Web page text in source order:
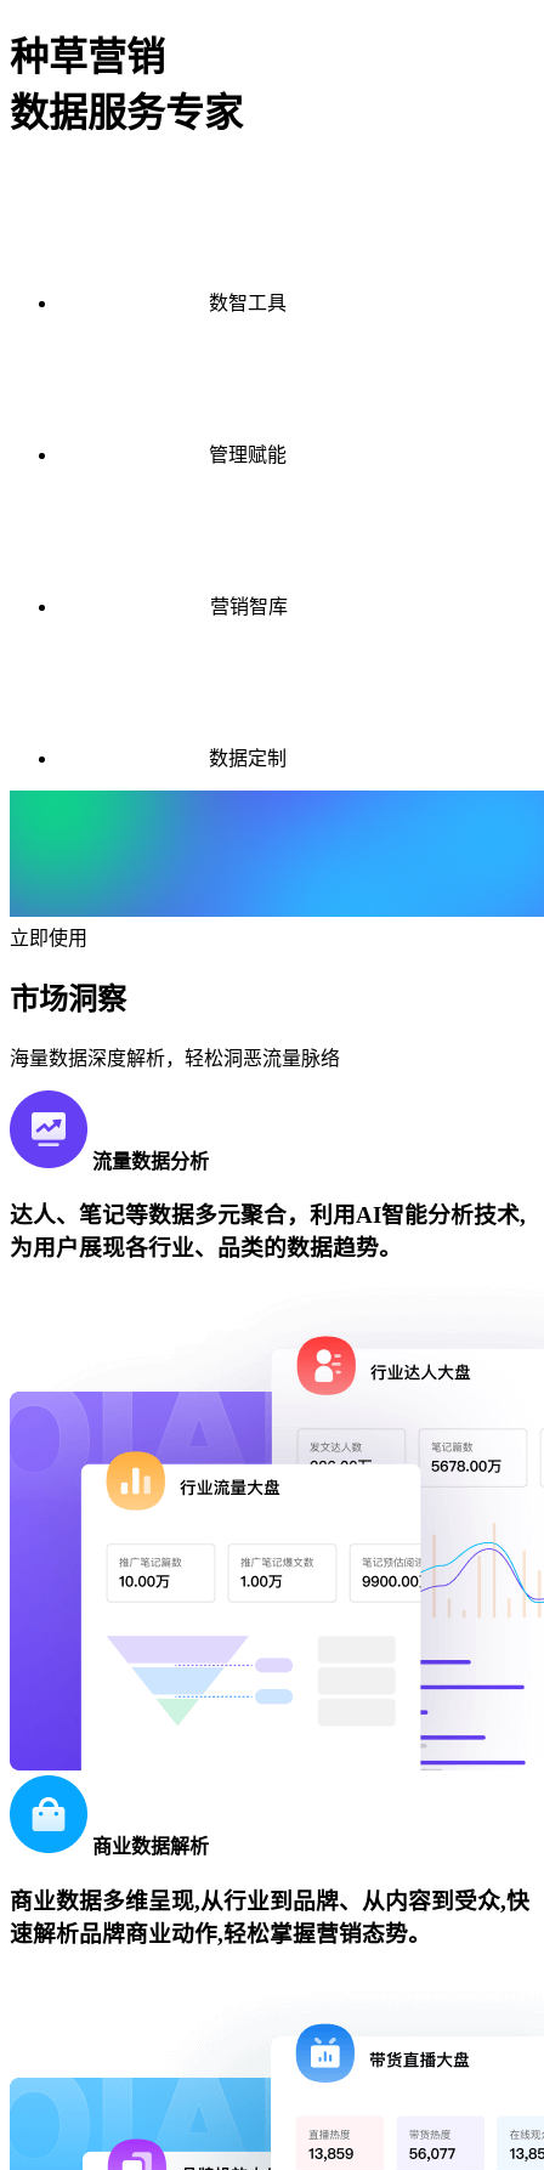
种草营销
数据服务专家
数智工具
管理赋能
营销智库
数据定制
立即使用
市场洞察
海量数据深度解析，轻松洞恶流量脉络
流量数据分析
达人、笔记等数据多元聚合，利用AI智能分析技术,
为用户展现各行业、品类的数据趋势。
商业数据解析
商业数据多维呈现,从行业到品牌、从内容到受众,快
速解析品牌商业动作,轻松掌握营销态势。